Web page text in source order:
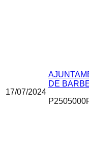
17/07/2024
DE